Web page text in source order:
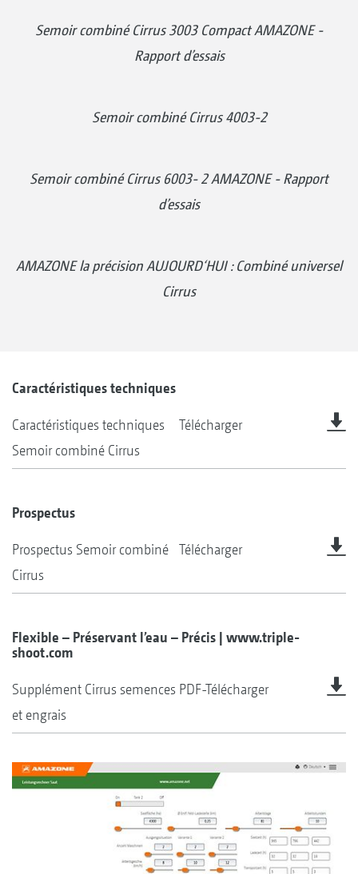
Semoir combiné Cirrus 3003 Compact AMAZONE -
Rapport d’essais
Semoir combiné Cirrus 4003-2
Semoir combiné Cirrus 6003- 2 AMAZONE - Rapport
d’essais
AMAZONE la précision AUJOURD‘HUI : Combiné universel
Cirrus
Caractéristiques techniques
Caractéristiques techniques
Semoir combiné Cirrus
Télécharger
Prospectus
Prospectus Semoir combiné
Cirrus
Télécharger
Flexible – Préservant l’eau – Précis | www.triple-
shoot.com
Supplément Cirrus semences
et engrais
PDF-Télécharger